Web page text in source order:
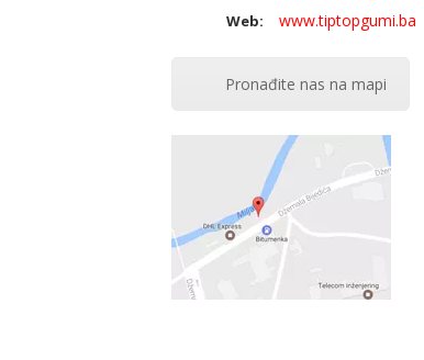
Web: www.tiptopgumi.ba
Pronađite nas na mapi
Halilovići